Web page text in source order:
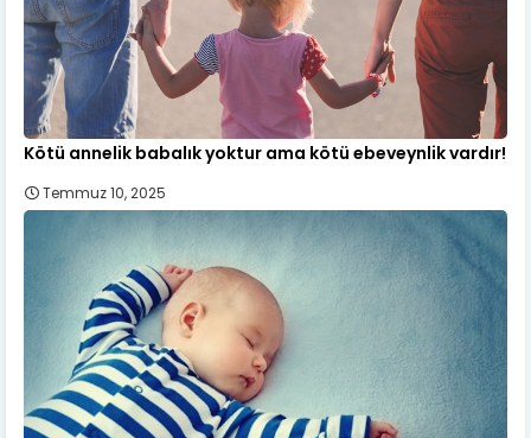
Kötü annelik babalık yoktur ama kötü ebeveynlik vardır!
Temmuz 10, 2025